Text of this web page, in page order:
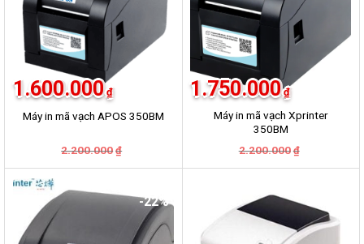
Máy in mã vạch APOS 350BM
2.200.000 ₫
là:
1.600.000 ₫
tại
Máy in mã vạch Xprinter
350BM
2.200.000 ₫
là:
1.750.000 ₫
tại
-22%